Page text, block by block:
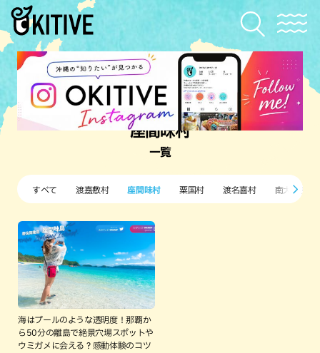
座間味村
一覧
すべて 渡嘉敷村 座間味村 粟国村 渡名喜村 南大東村
海はプールのような透明度！那覇か
ら50分の離島で絶景穴場スポットや
ウミガメに会える？感動体験のコツ